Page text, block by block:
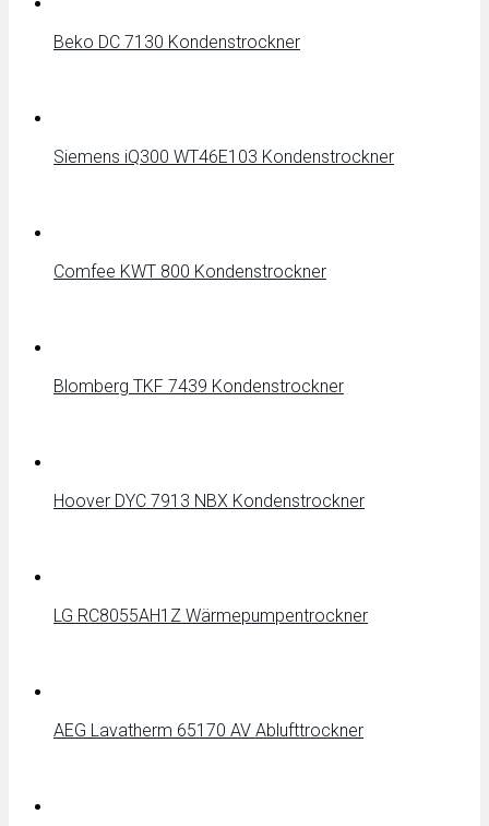
Beko DC 7130 Kondenstrockner
Siemens iQ300 WT46E103 Kondenstrockner
Comfee KWT 800 Kondenstrockner
Blomberg TKF 7439 Kondenstrockner
Hoover DYC 7913 NBX Kondenstrockner
LG RC8055AH1Z Wärmepumpentrockner
AEG Lavatherm 65170 AV Ablufttrockner